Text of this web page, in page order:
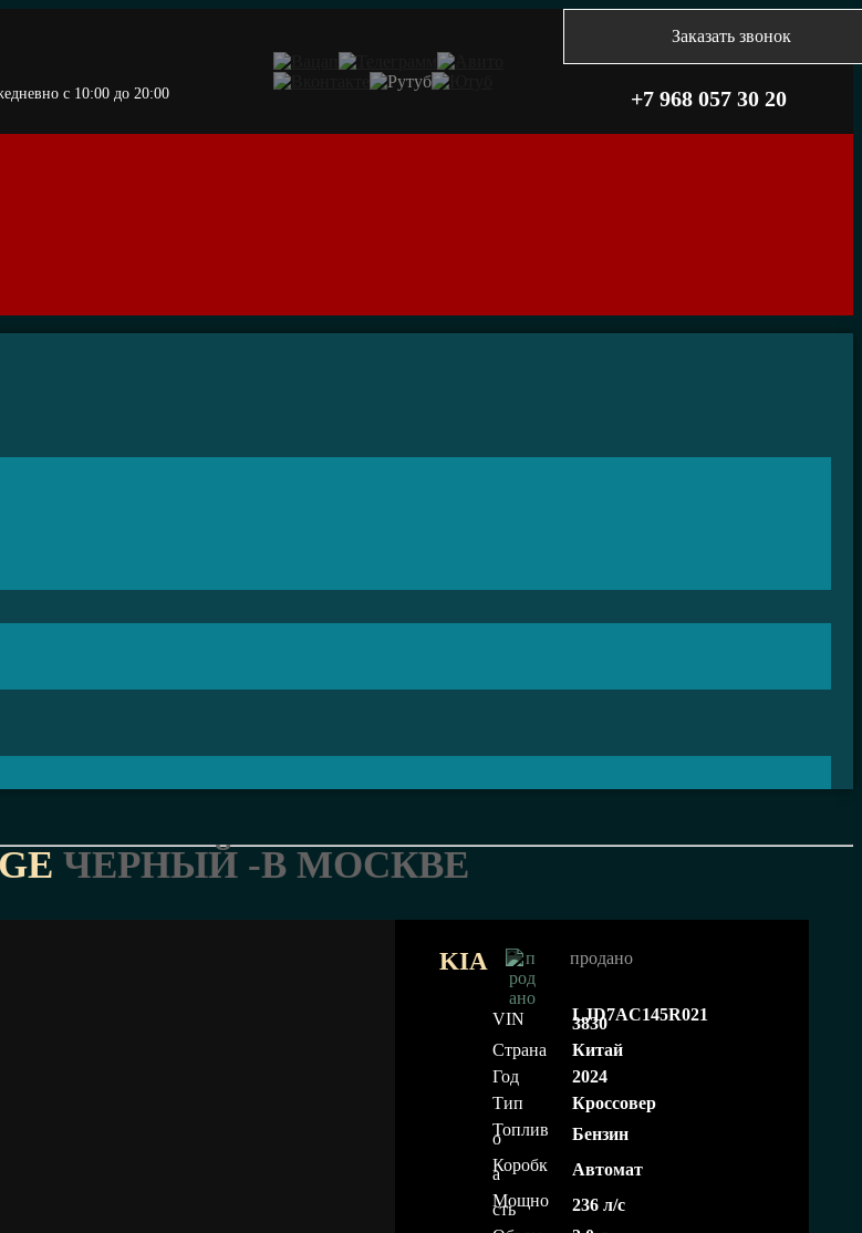
c 10:00 до 20:00
Заказать звонок
+7 968 057 30 20
ЧЕРНЫЙ -В МОСКВЕ
продано
KIA
VIN LJD7AC145R021
3830
Страна
Китай
Год
2024
Тип
Кроссовер
Топлив
о
Бензин
Коробк
а
Автомат
Мощно
сть
236 л/с